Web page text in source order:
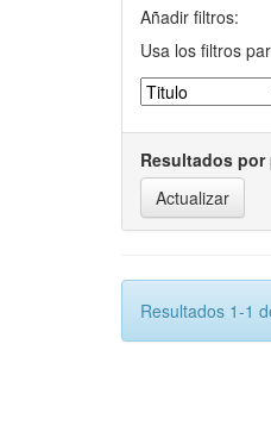
Añadir filtros:
Usa los filtros
Resultados por
Resultados 1-1